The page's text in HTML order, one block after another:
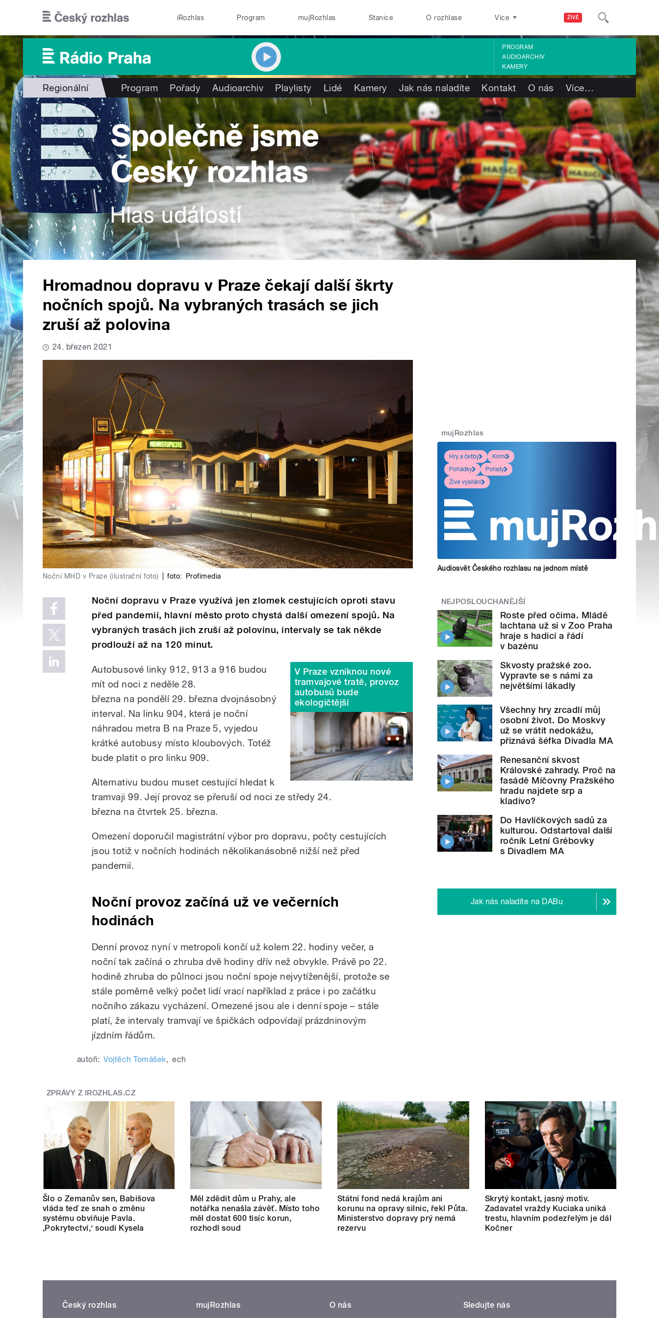
ŽIVĚ
iRozhlas Program mujRozhlas Stanice O rozhlase Více
PROGRAM
AUDIOARCHIV
KAMERY
Regionální Program Pořady Audioarchiv Playlisty Lidé Kamery Jak nás naladíte Kontakt O nás Více…
Hromadnou dopravu v Praze čekají další škrty
nočních spojů. Na vybraných trasách se jich
zruší až polovina
24. březen 2021
Noční MHD v Praze (ilustrační foto) foto: Profimedia
Noční dopravu v Praze využívá jen zlomek cestujících oproti stavu
před pandemií, hlavní město proto chystá další omezení spojů. Na
vybraných trasách jich zruší až polovinu, intervaly se tak někde
prodlouží až na 120 minut.
V Praze vzniknou nové
tramvajové tratě, provoz
autobusů bude
ekologičtější
Autobusové linky 912, 913 a 916 budou
mít od noci z neděle 28.
března na pondělí 29. března dvojnásobný
interval. Na linku 904, která je noční
náhradou metra B na Praze 5, vyjedou
krátké autobusy místo kloubových. Totéž
bude platit o pro linku 909.
Alternativu budou muset cestující hledat k
tramvaji 99. Její provoz se přeruší od noci ze středy 24.
března na čtvrtek 25. března.
Omezení doporučil magistrátní výbor pro dopravu, počty cestujících
jsou totiž v nočních hodinách několikanásobně nižší než před
pandemií.
Noční provoz začíná už ve večerních
hodinách
Denní provoz nyní v metropoli končí už kolem 22. hodiny večer, a
noční tak začíná o zhruba dvě hodiny dřív než obvykle. Právě po 22.
hodině zhruba do půlnoci jsou noční spoje nejvytíženější, protože se
stále poměrně velký počet lidí vrací například z práce i po začátku
nočního zákazu vycházení. Omezené jsou ale i denní spoje – stále
platí, že intervaly tramvají ve špičkách odpovídají prázdninovým
jízdním řádům.
autoři: Vojtěch Tomášek, ech
mujRozhlas
Hry a četby
Krimi
Pohádky
Pořady
Živé vysílání
Audiosvět Českého rozhlasu na jednom místě
NEJPOSLOUCHANĚJŠÍ
Roste před očima. Mládě
lachtana už si v Zoo Praha
hraje s hadicí a řádí
v bazénu
Skvosty pražské zoo.
Vypravte se s námi za
největšími lákadly
Všechny hry zrcadlí můj
osobní život. Do Moskvy
už se vrátit nedokážu,
přiznává šéfka Divadla MA
Renesanční skvost
Královské zahrady. Proč na
fasádě Míčovny Pražského
hradu najdete srp a
kladivo?
Do Havlíčkových sadů za
kulturou. Odstartoval další
ročník Letní Grébovky
s Divadlem MA
Jak nás naladíte na DABu
ZPRÁVY Z IROZHLAS.CZ
Šlo o Zemanův sen, Babišova
vláda teď ze snah o změnu
systému obviňuje Pavla.
‚Pokrytectví,‘ soudí Kysela
Měl zdědit dům u Prahy, ale
notářka nenašla závěť. Místo toho
měl dostat 600 tisíc korun,
rozhodl soud
Státní fond nedá krajům ani
korunu na opravy silnic, řekl Půta.
Ministerstvo dopravy prý nemá
rezervu
Skrytý kontakt, jasný motiv.
Zadavatel vraždy Kuciaka uniká
trestu, hlavním podezřelým je dál
Kočner
Český rozhlas mujRozhlas O nás Sledujte nás